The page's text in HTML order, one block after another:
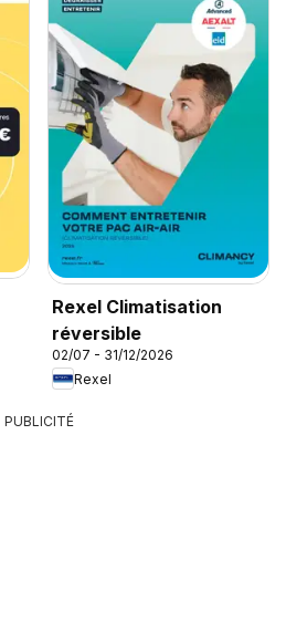
Rexel Climatisation
réversible
02/07 - 31/12/2026
Rexel
PUBLICITÉ